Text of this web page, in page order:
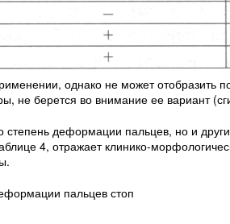
однако не может отобразить
не берется во внимание ее вариант
степень деформации пальцев, но и
4, отражает клинико-
пальцев стоп